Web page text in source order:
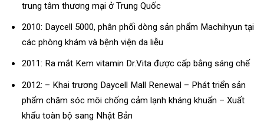
trung tâm thương mại ở Trung Quốc
2010: Daycell 5000, phân phối dòng sản phẩm Machihyun tại
các phòng khám và bệnh viện da liễu
2011: Ra mắt Kem vitamin Dr.Vita được cấp bằng sáng chế
2012: – Khai trương Daycell Mall Renewal – Phát triển sản
phẩm chăm sóc môi chống cảm lạnh kháng khuẩn – Xuất
khẩu toàn bộ sang Nhật Bản